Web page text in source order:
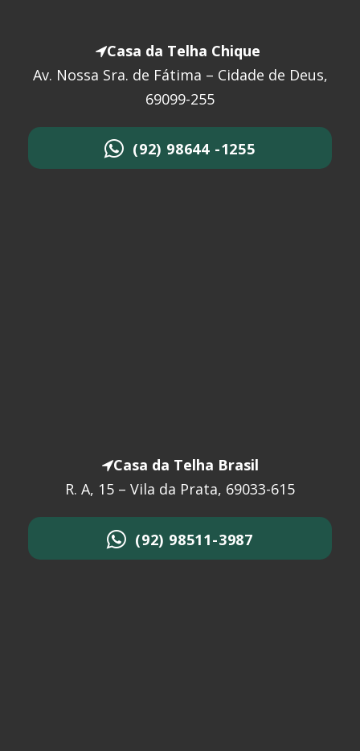
Casa da Telha Chique
Av. Nossa Sra. de Fátima – Cidade de Deus,
69099-255
(92) 98644 -1255
Casa da Telha Brasil
R. A, 15 – Vila da Prata, 69033-615
(92) 98511-3987